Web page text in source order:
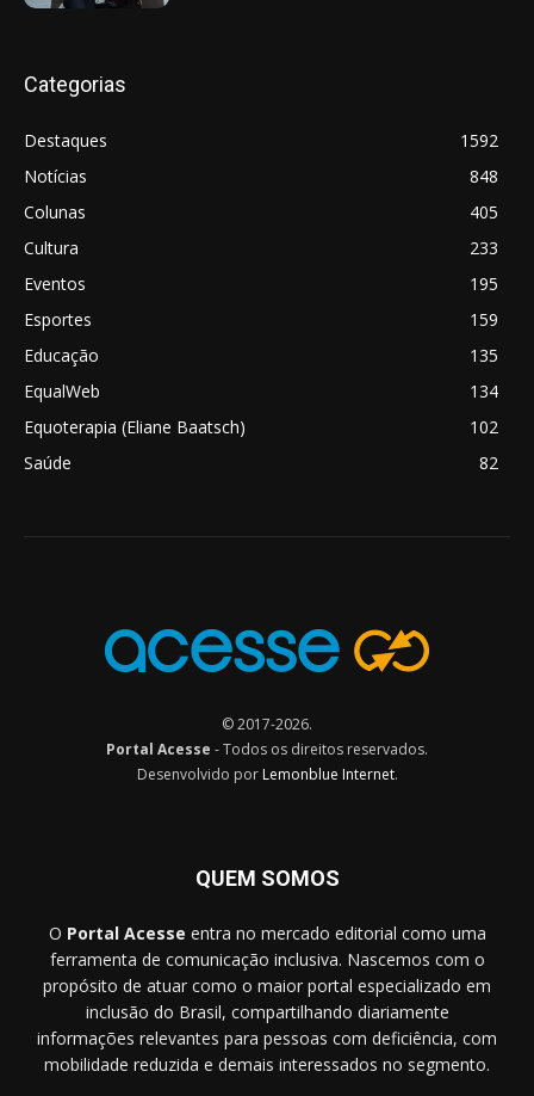
Categorias
Destaques
1592
Notícias
848
Colunas
405
Cultura
233
Eventos
195
Esportes
159
Educação
135
EqualWeb
134
Equoterapia (Eliane Baatsch)
102
Saúde
82
© 2017-2026.
Portal Acesse - Todos os direitos reservados.
Desenvolvido por Lemonblue Internet.
QUEM SOMOS
O Portal Acesse entra no mercado editorial como uma
ferramenta de comunicação inclusiva. Nascemos com o
propósito de atuar como o maior portal especializado em
inclusão do Brasil, compartilhando diariamente
informações relevantes para pessoas com deficiência, com
mobilidade reduzida e demais interessados no segmento.